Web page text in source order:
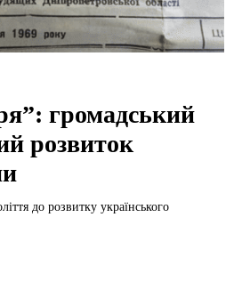
громадський
розвиток
до розвитку українського